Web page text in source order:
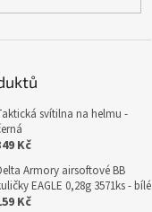
svítilna na helmu -
Kč
Armory airsoftové BB
EAGLE 0,28g 3571ks - bílé
Kč